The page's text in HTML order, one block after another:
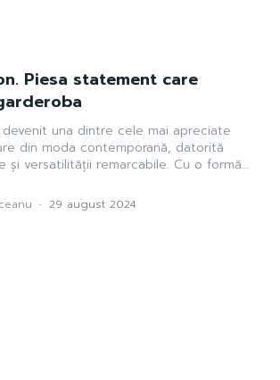
Piesa statement care
una dintre cele mai apreciate
din moda contemporană, datorită
și versatilității remarcabile. Cu o formă...
- 29 august 2024